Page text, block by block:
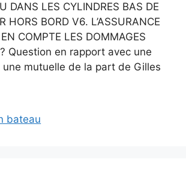
DANS LES CYLINDRES BAS DE
HORS BORD V6. L’ASSURANCE
COMPTE LES DOMMAGES
? Question en rapport avec une
une mutuelle de la part de Gilles
bateau